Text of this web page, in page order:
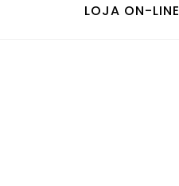
LOJA ON-LINE